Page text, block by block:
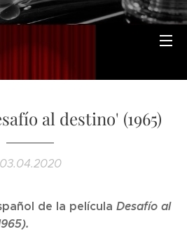
al destino' (1965)
03.04.2020
de la película Desafío al